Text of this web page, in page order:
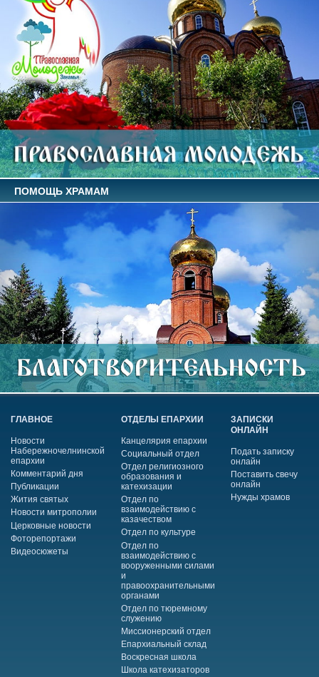
ПОМОЩЬ ХРАМАМ
ГЛАВНОЕ
Новости
Набережночелнинской
епархии
Комментарий дня
Публикации
Жития святых
Новости митрополии
Церковные новости
Фоторепортажи
Видеосюжеты
ОТДЕЛЫ ЕПАРХИИ
Канцелярия епархии
Социальный отдел
Отдел религиозного
образования и
катехизации
Отдел по
взаимодействию с
казачеством
Отдел по культуре
Отдел по
взаимодействию с
вооруженными силами
и
правоохранительными
органами
Отдел по тюремному
служению
Миссионерский отдел
Епархиальный склад
Воскресная школа
Школа катехизаторов
ЗАПИСКИ
ОНЛАЙН
Подать записку
онлайн
Поставить свечу
онлайн
Нужды храмов